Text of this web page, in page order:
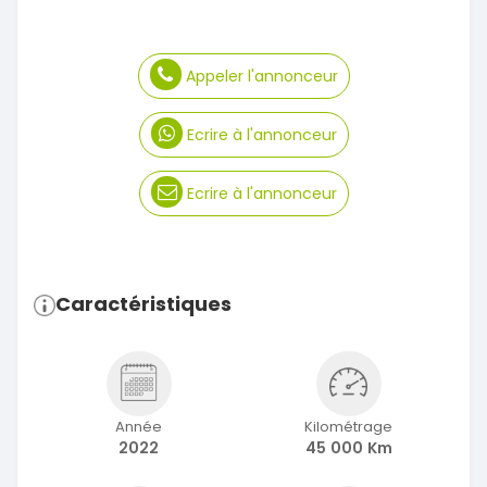
Appeler l'annonceur
Ecrire à l'annonceur
Ecrire à l'annonceur
Caractéristiques
Année
2022
Kilométrage
45 000 Km